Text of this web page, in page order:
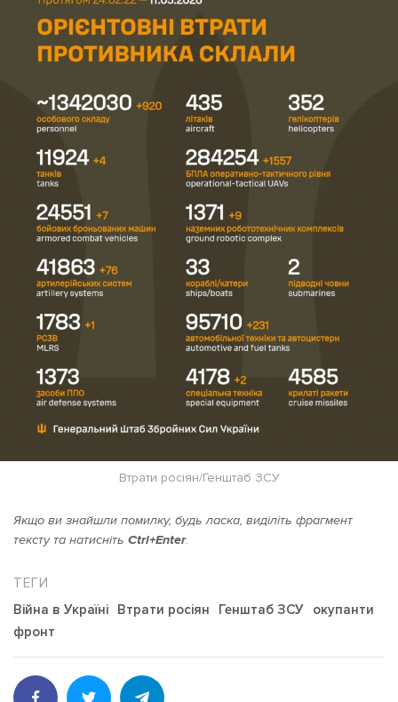
Втрати росіян/Генштаб ЗСУ
Якщо ви знайшли помилку, будь ласка, виділіть фрагмент
тексту та натисніть Ctrl+Enter.
Війна в Україні Втрати росіян Генштаб ЗСУ
окупанти
фронт